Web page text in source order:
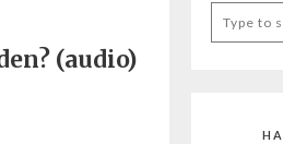
(audio)
Search
for: